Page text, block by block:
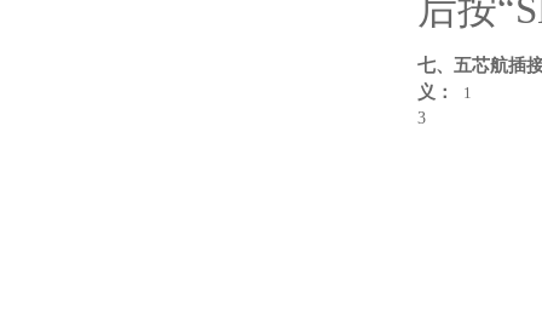
后按
七、五芯航插
义：
1
3